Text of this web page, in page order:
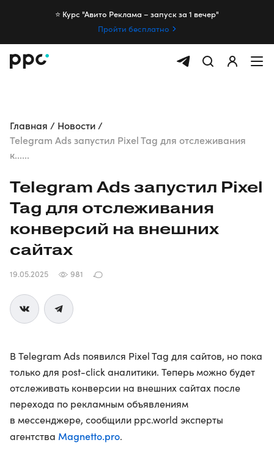
⭐️ Курс "Авито Реклама – запуск за 1 вечер"
Пройти бесплатно
Главная
Новости
Telegram Ads запустил Pixel Tag для отслеживания
к......
Telegram Ads запустил Pixel
Tag для отслеживания
конверсий на внешних
сайтах
19.05.2025 981
В Telegram Ads появился Pixel Tag для сайтов, но пока
только для post-click аналитики. Теперь можно будет
отслеживать конверсии на внешних сайтах после
перехода по рекламным объявлениям
в мессенджере, сообщили ppc.world эксперты
агентства Magnetto.pro.